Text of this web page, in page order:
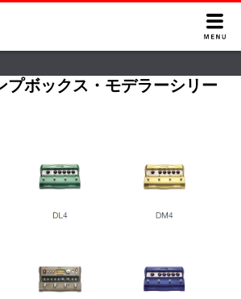
プボックス・モデラーシリー